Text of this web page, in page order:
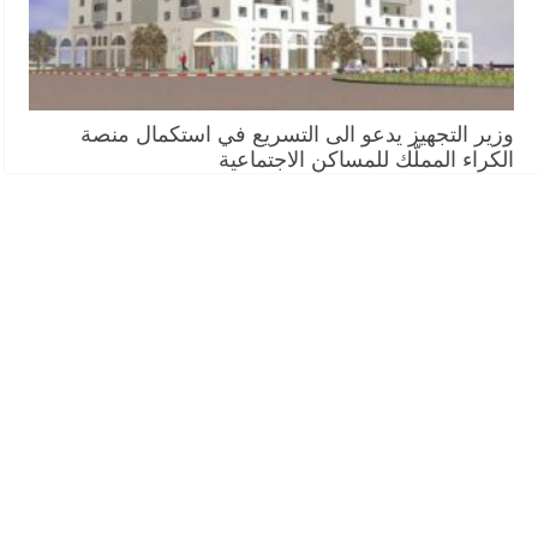
وزير التجهيز يدعو الى التسريع في استكمال منصة
الكراء المملّك للمساكن الاجتماعية